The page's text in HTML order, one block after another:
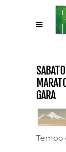
GARA
Tempo